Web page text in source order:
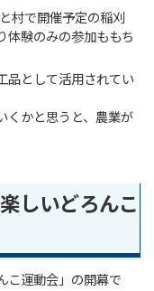
村で開催予定の稲刈
体験のみの参加ももち
品として活用されてい
くかと思うと、農業が
しいどろんこ
こ運動会」の開幕で